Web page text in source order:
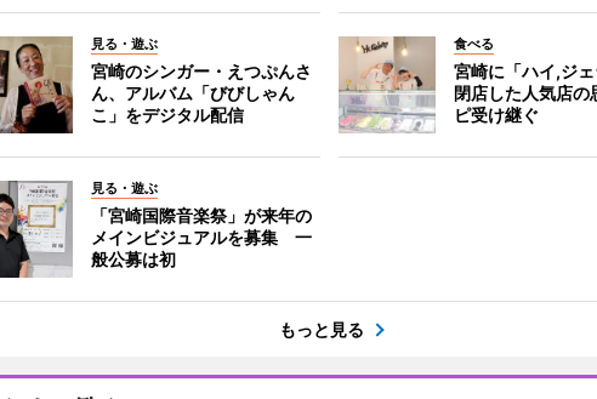
見る・遊ぶ
宮崎のシンガー・えつぷんさ
ん、アルバム「びびしゃん
こ」をデジタル配信
食べる
宮崎に「ハイ,ジ
閉店した人気店の
ピ受け継ぐ
見る・遊ぶ
「宮崎国際音楽祭」が来年の
メインビジュアルを募集 一
般公募は初
もっと見る